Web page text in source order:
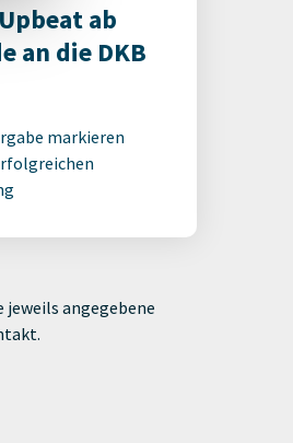
ab
an die DKB
markieren
angegebene